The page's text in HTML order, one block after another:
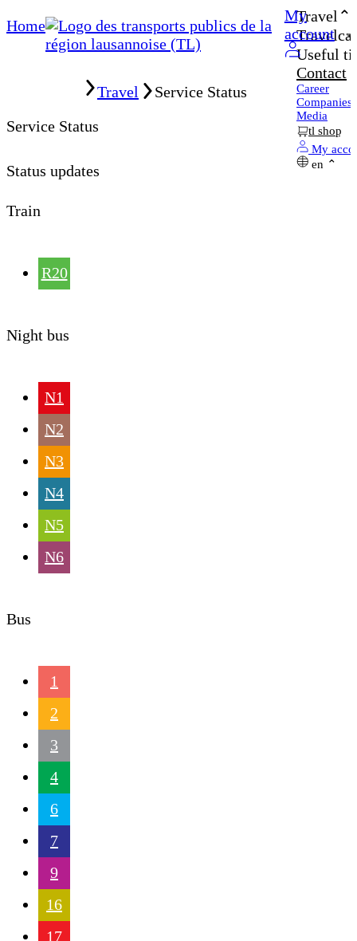
Home
My
account
Travel
Useful
Contact
Career
Companies
Media
tl shop
My
en
Travel
Service Status
Service Status
Status updates
Train
R20
Night bus
N1
N2
N3
N4
N5
N6
Bus
1
2
3
4
6
7
9
16
17